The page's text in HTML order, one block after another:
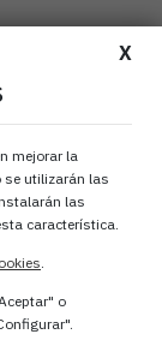
X
mejorar la
se utilizarán las
las
característica.
.
o